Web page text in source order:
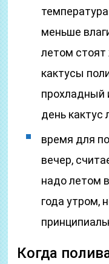
меньше
летом
кактусы
прохладный
день кактус
время для
вечер,
надо летом
года утром,
Когда